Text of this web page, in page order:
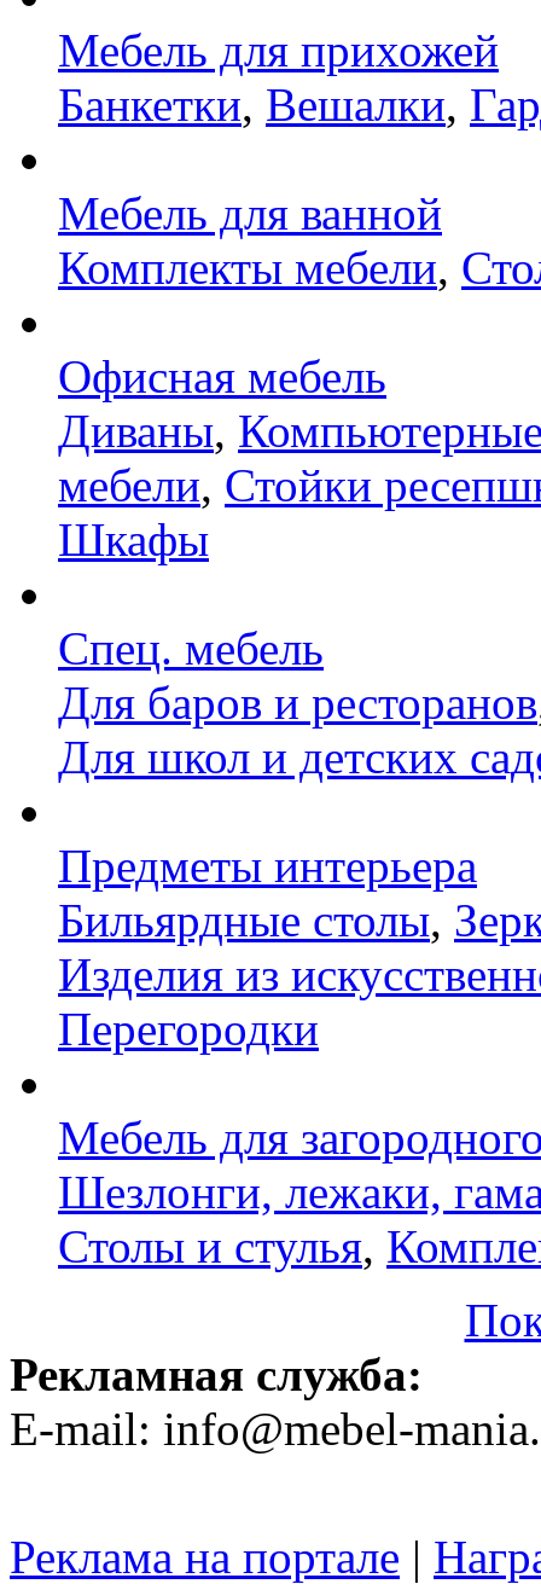
Мебель для прихожей
Банкетки, Вешалки,
Мебель для ванной
Комплекты мебели,
Офисная мебель
Диваны,
мебели, Стойки
Шкафы
Спец. мебель
Для баров и ресторанов
Для школ и детских
Предметы интерьера
Бильярдные столы,
Изделия из
Перегородки
Мебель для
Шезлонги, лежаки,
Столы и стулья,
Рекламная служба:
E-mail: info@mebel-
Реклама на портале |